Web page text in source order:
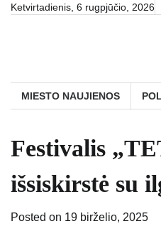
SkipKetvirtadienis, 6 rugpjūčio, 2026
MIESTO NAUJIENOS
Festivalis
išsiskirstė su
Posted on 19 birželio, 2025